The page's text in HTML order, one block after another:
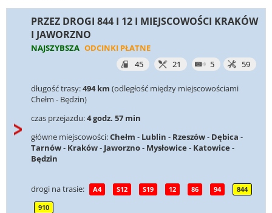
PRZEZ DROGI 844 I 12 I MIEJSCOWOŚCI KRAKÓW
I JAWORZNO
NAJSZYBSZA ODCINKI PŁATNE
45
21 5 59
długość trasy:494 km (odległość między miejscowościami
Chełm - Będzin)
czas przejazdu:4 godz. 57 min
główne miejscowości:Chełm - Lublin - Rzeszów- Dębica -
Tarnów- Kraków- Jaworzno- Mysłowice - Katowice -
Będzin
drogi na trasie: A4 S12 S19 12 86 94 844
910